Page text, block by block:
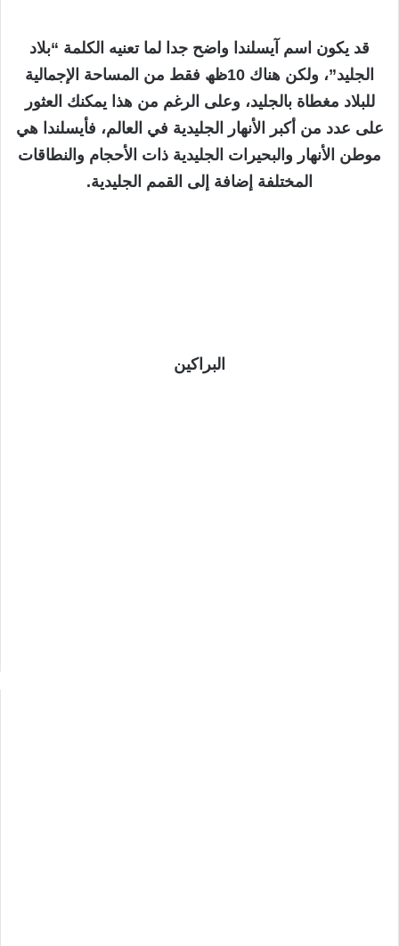
قد يكون اسم آيسلندا واضح جدا لما تعنيه الكلمة “بلاد
الجليد”، ولكن هناك 10ظھ فقط من المساحة الإجمالية
للبلاد مغطاة بالجليد، وعلى الرغم من هذا يمكنك العثور
على عدد من أكبر الأنهار الجليدية في العالم، فأيسلندا هي
موطن الأنهار والبحيرات الجليدية ذات الأحجام والنطاقات
المختلفة إضافة إلى القمم الجليدية.
البراكين